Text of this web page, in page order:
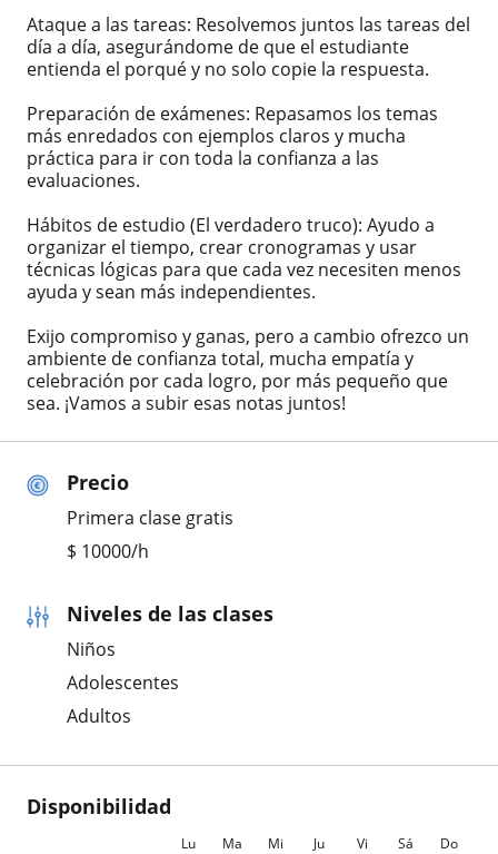
Precio
Primera clase gratis
$ 10000/h
Niveles de las clases
Niños
Adolescentes
Adultos
Disponibilidad
Lu Ma Mi Ju Vi Sá Do
Ataque a las tareas: Resolvemos juntos las tareas del
día a día, asegurándome de que el estudiante
entienda el porqué y no solo copie la respuesta.
Preparación de exámenes: Repasamos los temas
más enredados con ejemplos claros y mucha
práctica para ir con toda la confianza a las
evaluaciones.
Hábitos de estudio (El verdadero truco): Ayudo a
organizar el tiempo, crear cronogramas y usar
técnicas lógicas para que cada vez necesiten menos
ayuda y sean más independientes.
Exijo compromiso y ganas, pero a cambio ofrezco un
ambiente de confianza total, mucha empatía y
celebración por cada logro, por más pequeño que
sea. ¡Vamos a subir esas notas juntos!